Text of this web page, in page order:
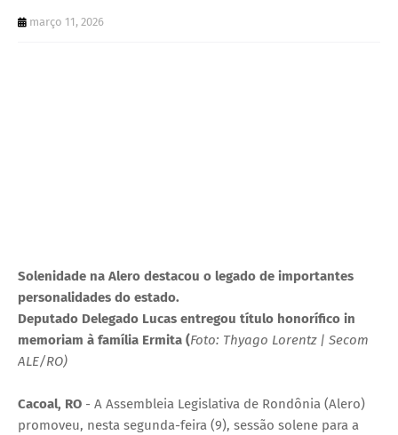
março 11, 2026
Solenidade na Alero destacou o legado de importantes
personalidades do estado.
Deputado Delegado Lucas entregou título honorífico in
memoriam à família Ermita (Foto: Thyago Lorentz | Secom
ALE/RO)
Cacoal, RO - A Assembleia Legislativa de Rondônia (Alero)
promoveu, nesta segunda-feira (9), sessão solene para a